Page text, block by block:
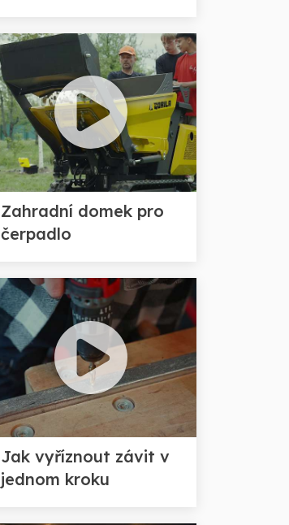
Zahradní domek pro
čerpadlo
Jak vyříznout závit v
jednom kroku